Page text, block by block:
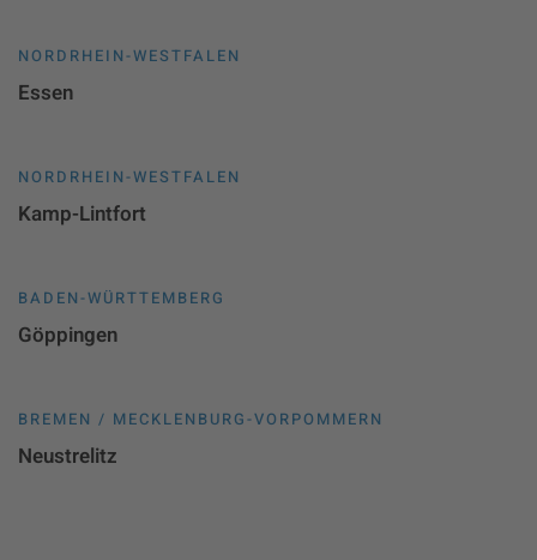
NORDRHEIN-WESTFALEN
Essen
NORDRHEIN-WESTFALEN
Kamp-Lintfort
BADEN-WÜRTTEMBERG
Göppingen
BREMEN / MECKLENBURG-VORPOMMERN
Neustrelitz